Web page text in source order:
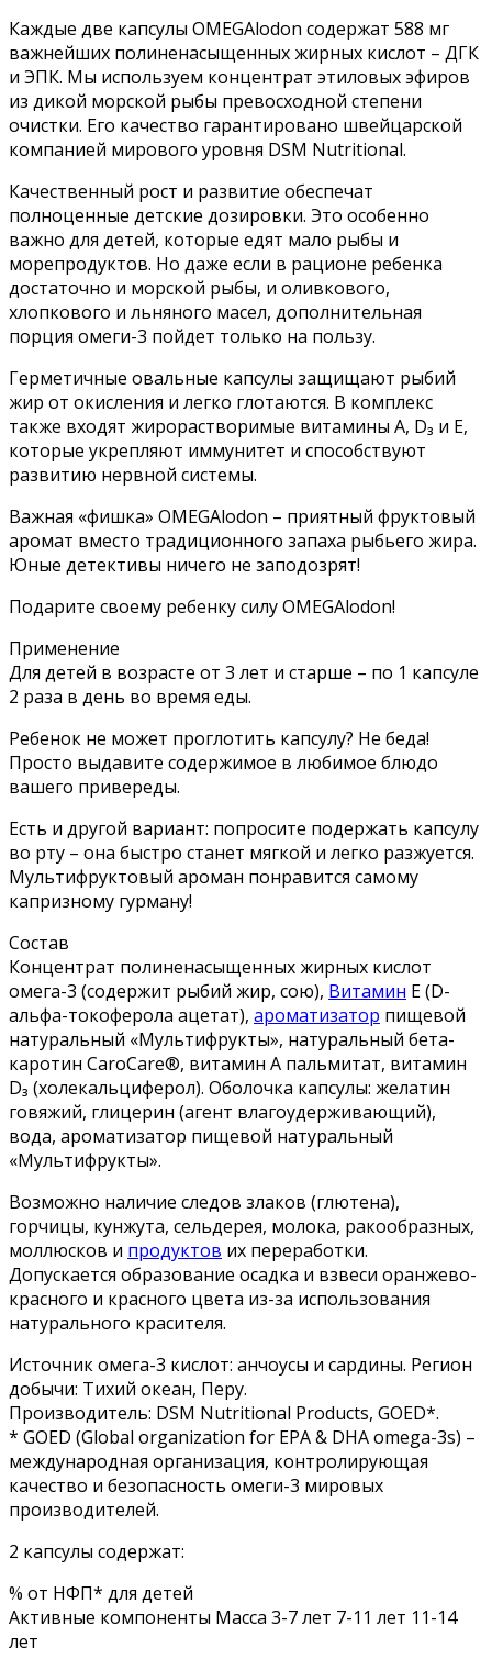
Каждые две капсулы OMEGAlodon содержат 588 мг
важнейших полиненасыщенных жирных кислот – ДГК
и ЭПК. Мы используем концентрат этиловых эфиров
из дикой морской рыбы превосходной степени
очистки. Его качество гарантировано швейцарской
компанией мирового уровня DSM Nutritional.
Качественный рост и развитие обеспечат
полноценные детские дозировки. Это особенно
важно для детей, которые едят мало рыбы и
морепродуктов. Но даже если в рационе ребенка
достаточно и морской рыбы, и оливкового,
хлопкового и льняного масел, дополнительная
порция омеги-3 пойдет только на пользу.
Герметичные овальные капсулы защищают рыбий
жир от окисления и легко глотаются. В комплекс
также входят жирорастворимые витамины А, D₃ и Е,
которые укрепляют иммунитет и способствуют
развитию нервной системы.
Важная «фишка» OMEGAlodon – приятный фруктовый
аромат вместо традиционного запаха рыбьего жира.
Юные детективы ничего не заподозрят!
Подарите своему ребенку силу OMEGAlodon!
Применение
Для детей в возрасте от 3 лет и старше – по 1 капсуле
2 раза в день во время еды.
Ребенок не может проглотить капсулу? Не беда!
Просто выдавите содержимое в любимое блюдо
вашего привереды.
Есть и другой вариант: попросите подержать капсулу
во рту – она быстро станет мягкой и легко разжуется.
Мультифруктовый ароман понравится самому
капризному гурману!
Состав
Концентрат полиненасыщенных жирных кислот
омега-3 (содержит рыбий жир, сою), Витамин Е (D-
альфа-токоферола ацетат), ароматизатор пищевой
натуральный «Мультифрукты», натуральный бета-
каротин CaroCare®, витамин А пальмитат, витамин
D₃ (холекальциферол). Оболочка капсулы: желатин
говяжий, глицерин (агент влагоудерживающий),
вода, ароматизатор пищевой натуральный
«Мультифрукты».
Возможно наличие следов злаков (глютена),
горчицы, кунжута, сельдерея, молока, ракообразных,
моллюсков и продуктов их переработки.
Допускается образование осадка и взвеси оранжево-
красного и красного цвета из-за использования
натурального красителя.
Источник омега-3 кислот: анчоусы и сардины. Регион
добычи: Тихий океан, Перу.
Производитель: DSM Nutritional Products, GOED*.
* GOED (Global organization for EPA & DHA omega-3s) –
международная организация, контролирующая
качество и безопасность омеги-3 мировых
производителей.
2 капсулы содержат:
% от НФП* для детей
Активные компоненты Масса 3-7 лет 7-11 лет 11-14
лет